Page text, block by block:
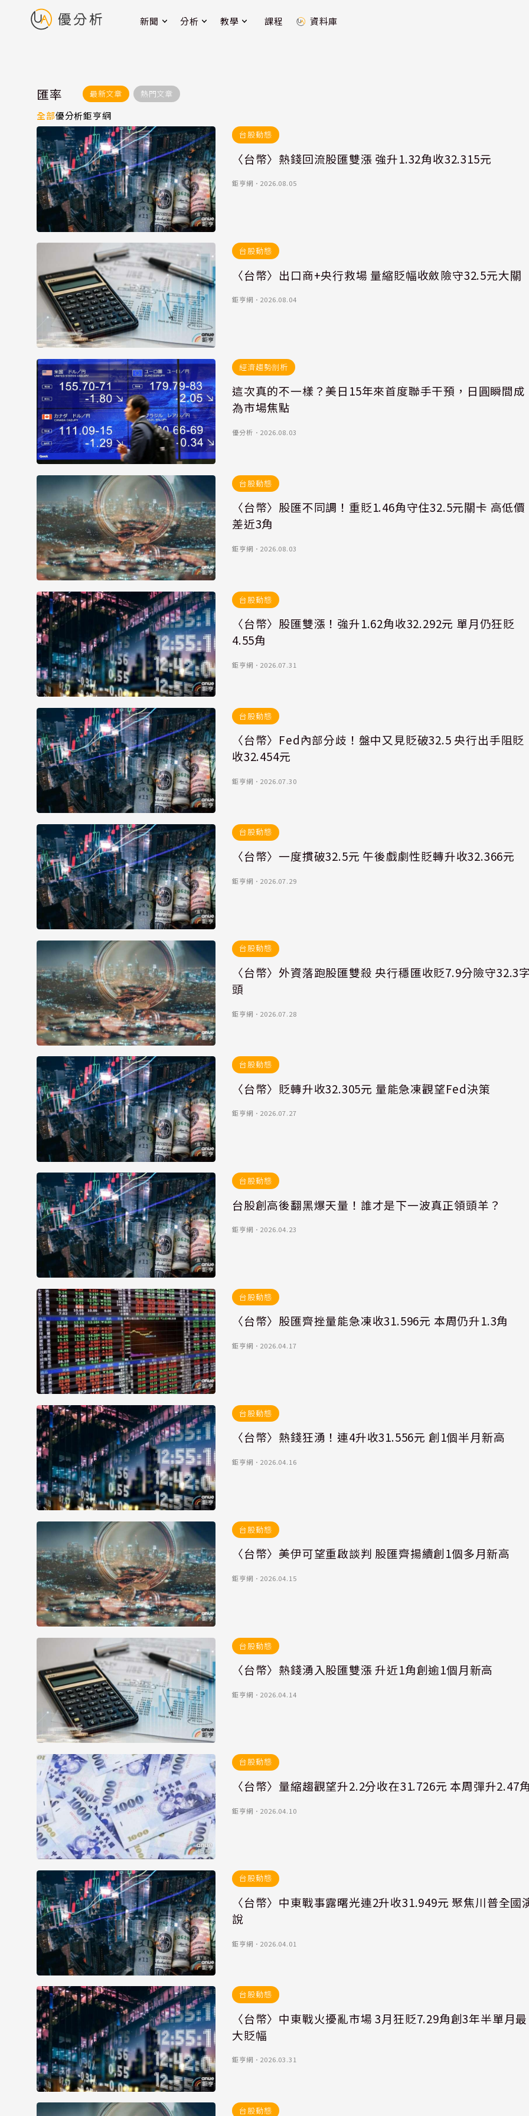
新聞 分析 教學 課程 資料庫
匯率 最新文章 熱門文章
全部優分析鉅亨網
台股動態
〈台幣〉熱錢回流股匯雙漲 強升1.32角收32.315元
鉅亨網 ． 2026.08.05
台股動態
〈台幣〉出口商+央行救場 量縮貶幅收斂險守32.5元大關
鉅亨網 ． 2026.08.04
經濟趨勢剖析
這次真的不一樣？美日15年來首度聯手干預，日圓瞬間成
為市場焦點
優分析 ． 2026.08.03
台股動態
〈台幣〉股匯不同調！重貶1.46角守住32.5元關卡 高低價
差近3角
鉅亨網 ． 2026.08.03
台股動態
〈台幣〉股匯雙漲！強升1.62角收32.292元 單月仍狂貶
4.55角
鉅亨網 ． 2026.07.31
台股動態
〈台幣〉Fed內部分歧！盤中又見貶破32.5 央行出手阻貶
收32.454元
鉅亨網 ． 2026.07.30
台股動態
〈台幣〉一度摜破32.5元 午後戲劇性貶轉升收32.366元
鉅亨網 ． 2026.07.29
台股動態
〈台幣〉外資落跑股匯雙殺 央行穩匯收貶7.9分險守32.3
頭
鉅亨網 ． 2026.07.28
台股動態
〈台幣〉貶轉升收32.305元 量能急凍觀望Fed決策
鉅亨網 ． 2026.07.27
台股動態
台股創高後翻黑爆天量！誰才是下一波真正領頭羊？
鉅亨網 ． 2026.04.23
台股動態
〈台幣〉股匯齊挫量能急凍收31.596元 本周仍升1.3角
鉅亨網 ． 2026.04.17
台股動態
〈台幣〉熱錢狂湧！連4升收31.556元 創1個半月新高
鉅亨網 ． 2026.04.16
台股動態
〈台幣〉美伊可望重啟談判 股匯齊揚續創1個多月新高
鉅亨網 ． 2026.04.15
台股動態
〈台幣〉熱錢湧入股匯雙漲 升近1角創逾1個月新高
鉅亨網 ． 2026.04.14
台股動態
〈台幣〉量縮趨觀望升2.2分收在31.726元 本周彈升2.47
鉅亨網 ． 2026.04.10
台股動態
〈台幣〉中東戰事露曙光連2升收31.949元 聚焦川普全國
說
鉅亨網 ． 2026.04.01
台股動態
〈台幣〉中東戰火擾亂市場 3月狂貶7.29角創3年半單月最
大貶幅
鉅亨網 ． 2026.03.31
台股動態